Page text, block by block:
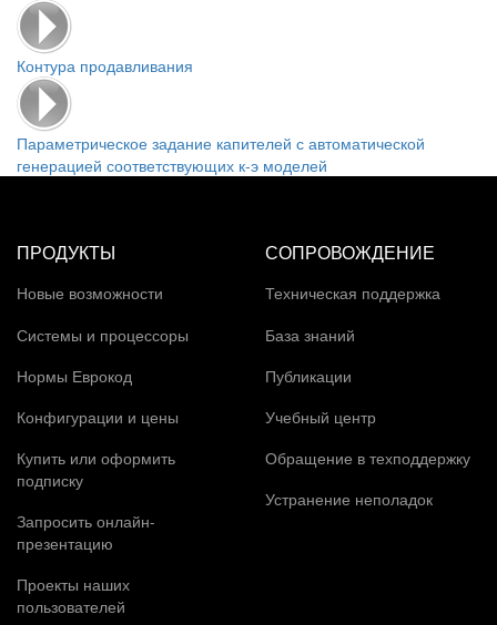
Контура продавливания
Параметрическое задание капителей с автоматической
генерацией соответствующих к-э моделей
ПРОДУКТЫ
Новые возможности
Системы и процессоры
Нормы Еврокод
Конфигурации и цены
Купить или оформить
подписку
Запросить онлайн-
презентацию
Проекты наших
пользователей
СОПРОВОЖДЕНИЕ
Техническая поддержка
База знаний
Публикации
Учебный центр
Обращение в техподдержку
Устранение неполадок